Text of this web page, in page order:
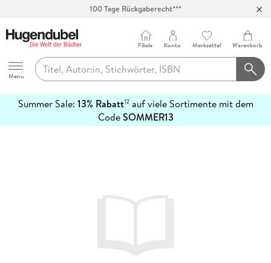
100 Tage Rückgaberecht***
Hugendubel
Menu
Filiale Konto Merkzettel Warenkorb
Summer Sale: 13% Rabatt12auf viele Sortimente mit dem
CodeSOMMER13
erfahren